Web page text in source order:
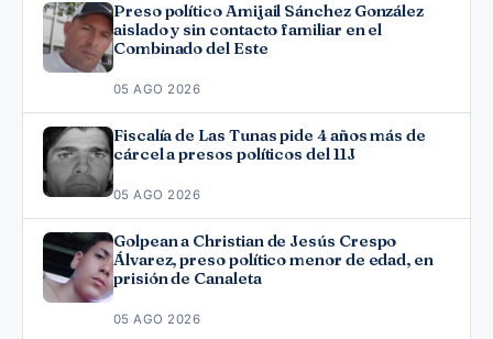
Preso político Amijail Sánchez González
aislado y sin contacto familiar en el
Combinado del Este
05 AGO 2026
Fiscalía de Las Tunas pide 4 años más de
cárcel a presos políticos del 11J
05 AGO 2026
Golpean a Christian de Jesús Crespo
Álvarez, preso político menor de edad, en
prisión de Canaleta
05 AGO 2026